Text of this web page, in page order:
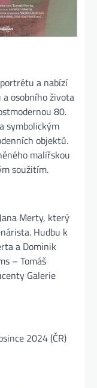
a nabízí
osobního života
80.
symbolickým
objektů.
malířskou
soužitím.
Merty, který
Hudbu k
a Dominik
– Tomáš
Galerie
2024 (ČR)